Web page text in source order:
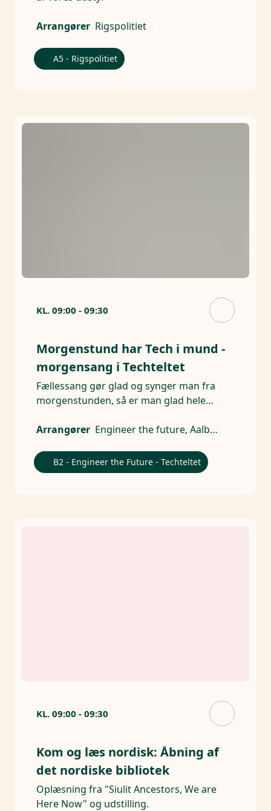
Arrangører Rigspolitiet
A5 - Rigspolitiet
KL. 09:00 - 09:30
Morgenstund har Tech i mund -
morgensang i Techteltet
Fællessang gør glad og synger man fra
morgenstunden, så er man glad hele
Arrangører
Engineer the future, Aalborg Universitet - AAU, Ingeniørforeningen, IDA, DTU, Syddansk Universitet, AU Technical Sciences
B2 - Engineer the Future - Techteltet
KL. 09:00 - 09:30
Kom og læs nordisk: Åbning af
det nordiske bibliotek
Oplæsning fra "Siulit Ancestors, We are
Here Now" og udstilling.